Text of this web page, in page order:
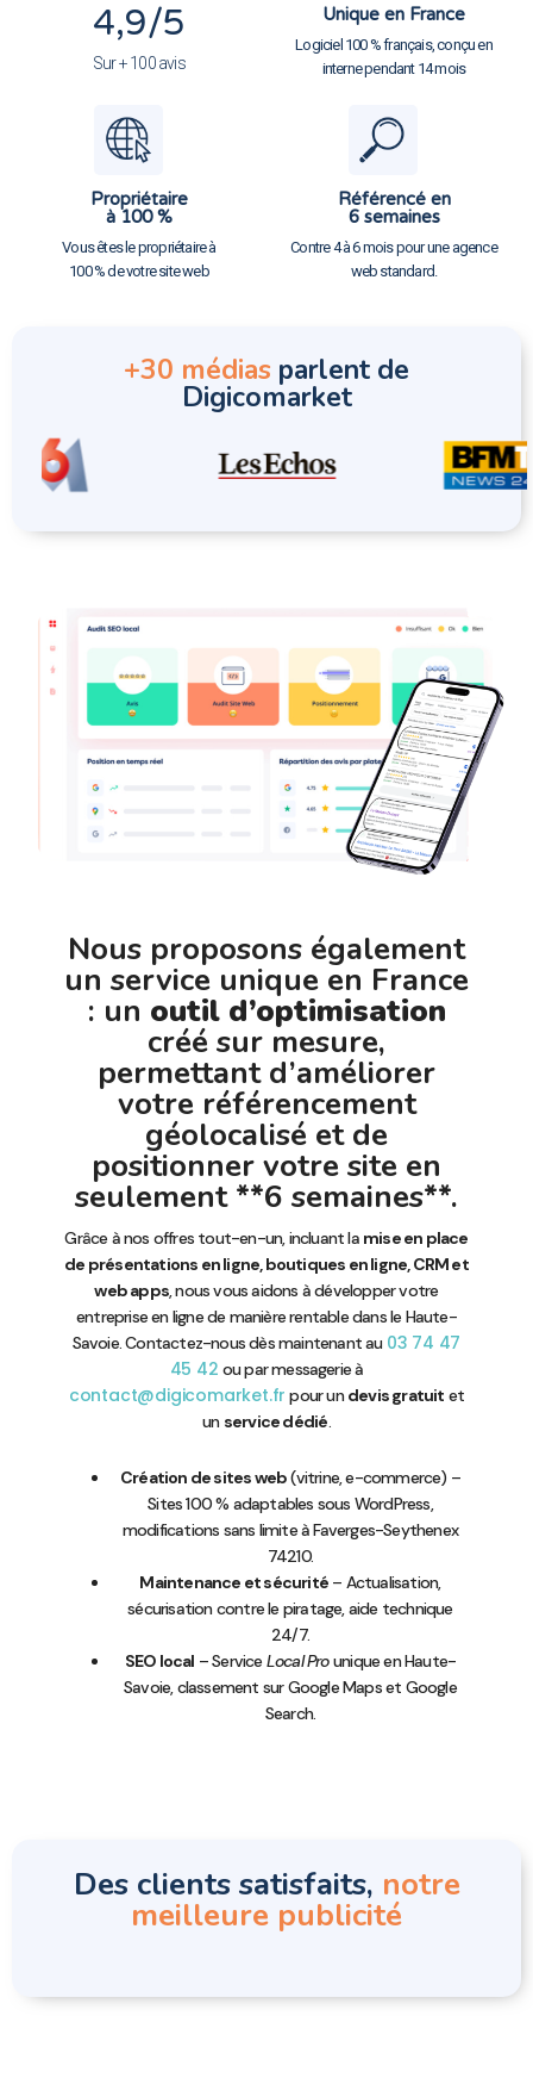
4,9/5
Sur + 100 avis
Unique en France
Logiciel 100 % français, conçu en
interne pendant 14 mois
Propriétaire
à 100 %
Vous êtes le propriétaire à
100 % de votre site web
Référencé en
6 semaines
Contre 4 à 6 mois pour une agence
web standard.
+30 médias parlent de
Digicomarket
Nous proposons également
un service unique en France
: un outil d’optimisation
créé sur mesure,
permettant d’améliorer
votre référencement
géolocalisé et de
positionner votre site en
seulement **6 semaines**.
Grâce à nos offres tout-en-un, incluant la mise en place
de présentations en ligne, boutiques en ligne, CRM et
web apps, nous vous aidons à développer votre
entreprise en ligne de manière rentable dans le Haute-
Savoie. Contactez-nous dès maintenant au 03 74 47
45 42 ou par messagerie à
contact@digicomarket.fr pour undevis gratuit et
un service dédié.
Création de sites web(vitrine, e-commerce) –
Sites 100 % adaptables sous WordPress,
modifications sans limite à Faverges-Seythenex
74210.
Maintenance et sécurité – Actualisation,
sécurisation contre le piratage, aide technique
24/7.
SEO local – Service Local Prounique en Haute-
Savoie, classement sur Google Maps et Google
Search.
Des clients satisfaits, notre
meilleure publicité